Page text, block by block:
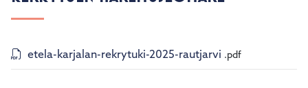
etela-karjalan-rekrytuki-2025-rautjarvi .pdf